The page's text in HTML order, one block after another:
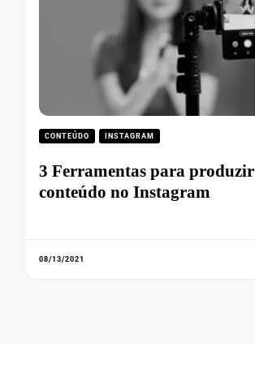
CONTEÚDO INSTAGRAM
3 Ferramentas para produzir
conteúdo no Instagram
08/13/2021